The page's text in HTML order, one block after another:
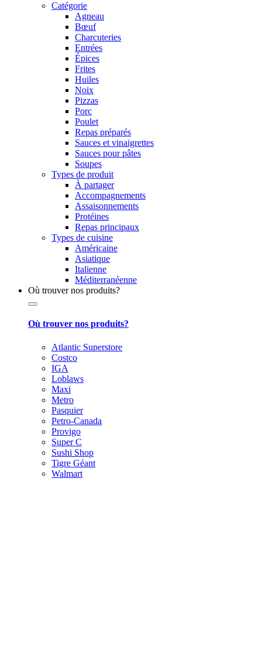
Catégorie
Agneau
Bœuf
Charcuteries
Entrées
Épices
Frites
Huiles
Noix
Pizzas
Porc
Poulet
Repas préparés
Sauces et vinaigrettes
Sauces pour pâtes
Soupes
Types de produit
À partager
Accompagnements
Assaisonnements
Protéines
Repas principaux
Types de cuisine
Américaine
Asiatique
Italienne
Méditerranéenne
Où trouver nos produits?
Où trouver nos produits?
Atlantic Superstore
Costco
IGA
Loblaws
Maxi
Metro
Pasquier
Petro-Canada
Provigo
Super C
Sushi Shop
Tigre Géant
Walmart